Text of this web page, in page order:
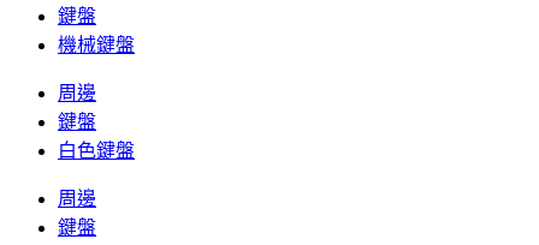
鍵盤
機械鍵盤
周邊
鍵盤
白色鍵盤
周邊
鍵盤